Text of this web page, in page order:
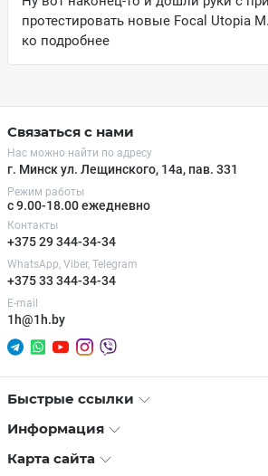
протестировать новые Focal Utopia
ко подробнее
Связаться с нами
Нас можно найти по адресу
г. Минск ул. Лещинского, 14а, пав. 331
Режим работы
с 9.00-18.00 ежедневно
Контакты
+375 29 344-34-34
WhatsApp, Viber, Telegram
+375 33 344-34-34
E-mail
1h@1h.by
Быстрые ссылки
Информация
Карта сайта